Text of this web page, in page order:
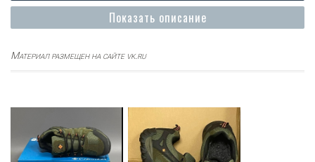
Показать описание
Материал размещен на сайте vk.ru